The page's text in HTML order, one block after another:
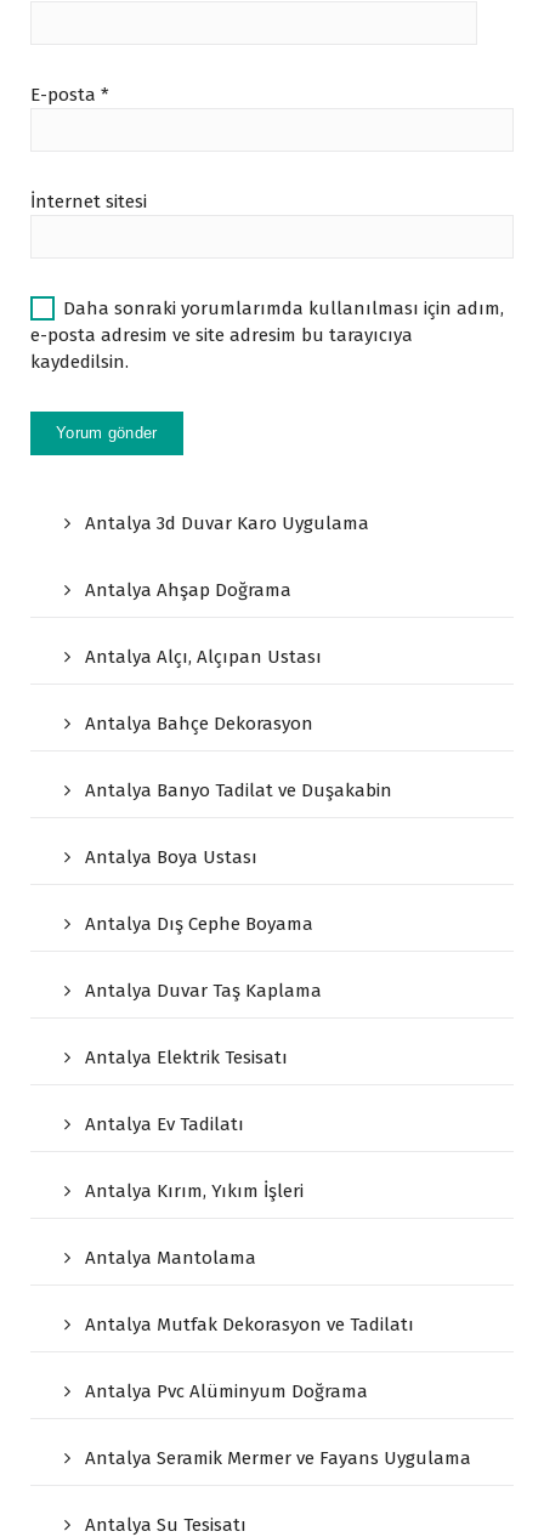
E-posta *
İnternet sitesi
Daha sonraki yorumlarımda kullanılması için adım,
e-posta adresim ve site adresim bu tarayıcıya
kaydedilsin.
Antalya 3d Duvar Karo Uygulama
Antalya Ahşap Doğrama
Antalya Alçı, Alçıpan Ustası
Antalya Bahçe Dekorasyon
Antalya Banyo Tadilat ve Duşakabin
Antalya Boya Ustası
Antalya Dış Cephe Boyama
Antalya Duvar Taş Kaplama
Antalya Elektrik Tesisatı
Antalya Ev Tadilatı
Antalya Kırım, Yıkım İşleri
Antalya Mantolama
Antalya Mutfak Dekorasyon ve Tadilatı
Antalya Pvc Alüminyum Doğrama
Antalya Seramik Mermer ve Fayans Uygulama
Antalya Su Tesisatı